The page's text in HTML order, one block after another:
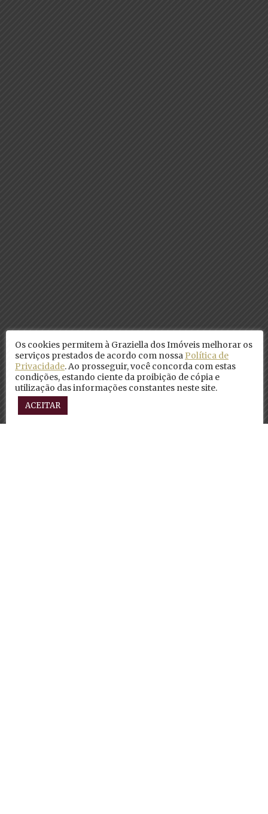
Os cookies permitem à Graziella dos Imóveis melhorar os
serviços prestados de acordo com nossa Política de
Privacidade. Ao prosseguir, você concorda com estas
condições, estando ciente da proibição de cópia e
utilização das informações constantes neste site.
ACEITAR